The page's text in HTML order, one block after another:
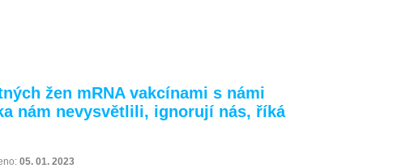
žen mRNA vakcínami s námi
nám nevysvětlili, ignorují nás, říká
05. 01. 2023